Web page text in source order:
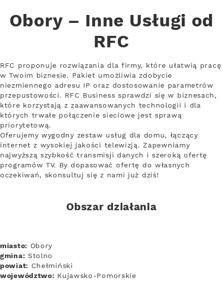
Obory – Inne Usługi od
RFC
RFC proponuje rozwiązania dla firmy, które ułatwią pracę
w Twoim biznesie. Pakiet umożliwia zdobycie
niezmiennego adresu IP oraz dostosowanie parametrów
przepustowości. RFC Business sprawdzi się w biznesach,
które korzystają z zaawansowanych technologii i dla
których trwałe połączenie sieciowe jest sprawą
priorytetową.
Oferujemy wygodny zestaw usług dla domu, łączący
internet z wysokiej jakości telewizją. Zapewniamy
najwyższą szybkość transmisji danych i szeroką ofertę
programów TV. By dopasować ofertę do własnych
oczekiwań, skonsultuj się z nami już dziś!
Obszar działania
miasto: Obory
gmina: Stolno
powiat: Chełmiński
województwo: Kujawsko-Pomorskie